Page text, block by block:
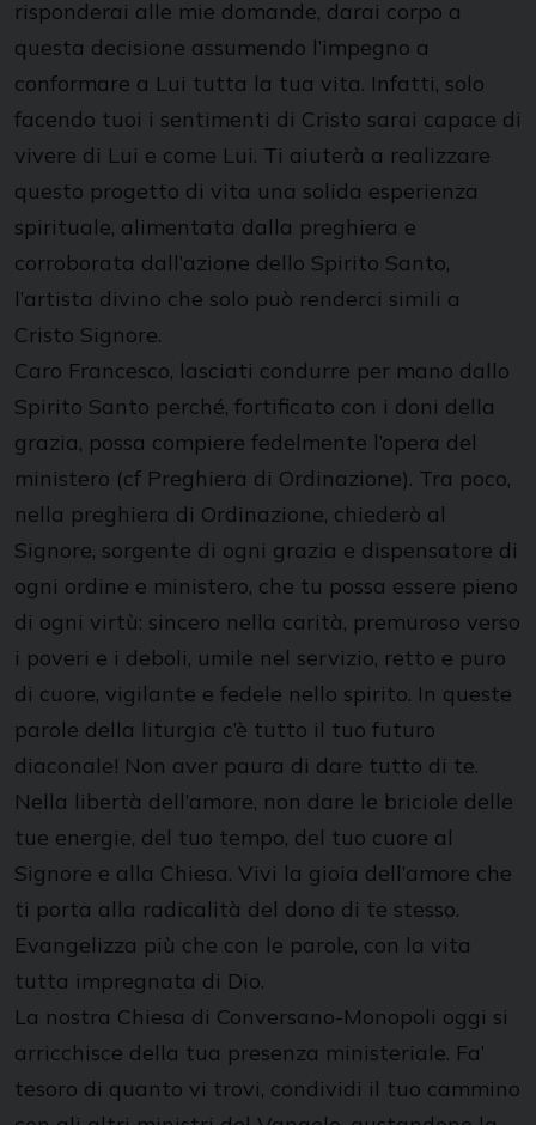
risponderai alle mie domande, darai corpo a
questa decisione assumendo l’impegno a
conformare a Lui tutta la tua vita. Infatti, solo
facendo tuoi i sentimenti di Cristo sarai capace di
vivere di Lui e come Lui. Ti aiuterà a realizzare
questo progetto di vita una solida esperienza
spirituale, alimentata dalla preghiera e
corroborata dall’azione dello Spirito Santo,
l’artista divino che solo può renderci simili a
Cristo Signore.
Caro Francesco, lasciati condurre per mano dallo
Spirito Santo perché, fortificato con i doni della
grazia, possa compiere fedelmente l’opera del
ministero (cf Preghiera di Ordinazione). Tra poco,
nella preghiera di Ordinazione, chiederò al
Signore, sorgente di ogni grazia e dispensatore di
ogni ordine e ministero, che tu possa essere pieno
di ogni virtù: sincero nella carità, premuroso verso
i poveri e i deboli, umile nel servizio, retto e puro
di cuore, vigilante e fedele nello spirito. In queste
parole della liturgia c’è tutto il tuo futuro
diaconale! Non aver paura di dare tutto di te.
Nella libertà dell’amore, non dare le briciole delle
tue energie, del tuo tempo, del tuo cuore al
Signore e alla Chiesa. Vivi la gioia dell’amore che
ti porta alla radicalità del dono di te stesso.
Evangelizza più che con le parole, con la vita
tutta impregnata di Dio.
La nostra Chiesa di Conversano-Monopoli oggi si
arricchisce della tua presenza ministeriale. Fa’
tesoro di quanto vi trovi, condividi il tuo cammino